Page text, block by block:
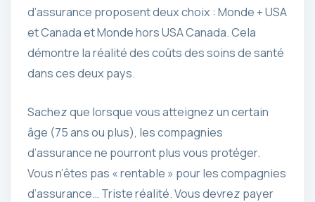
d’assurance proposent deux choix : Monde + USA
et Canada et Monde hors USA Canada. Cela
démontre la réalité des coûts des soins de santé
dans ces deux pays.
Sachez que lorsque vous atteignez un certain
âge (75 ans ou plus), les compagnies
d’assurance ne pourront plus vous protéger.
Vous n’êtes pas « rentable » pour les compagnies
d’assurance… Triste réalité. Vous devrez payer